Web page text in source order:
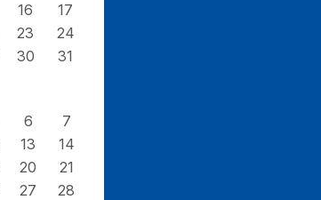
16
17
23
24
30 31
6
7
13
14
20
21
27
28